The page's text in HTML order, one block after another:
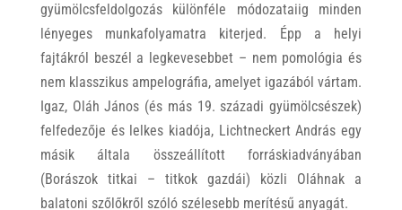
gyümölcsfeldolgozás különféle módozataiig minden
lényeges munkafolyamatra kiterjed. Épp a helyi
fajtákról beszél a legkevesebbet – nem pomológia és
nem klasszikus ampelográfia, amelyet igazából vártam.
Igaz, Oláh János (és más 19. századi gyümölcsészek)
felfedezője és lelkes kiadója, Lichtneckert András egy
másik általa összeállított forráskiadványában
(Borászok titkai – titkok gazdái) közli Oláhnak a
balatoni szőlőkről szóló szélesebb merítésű anyagát.